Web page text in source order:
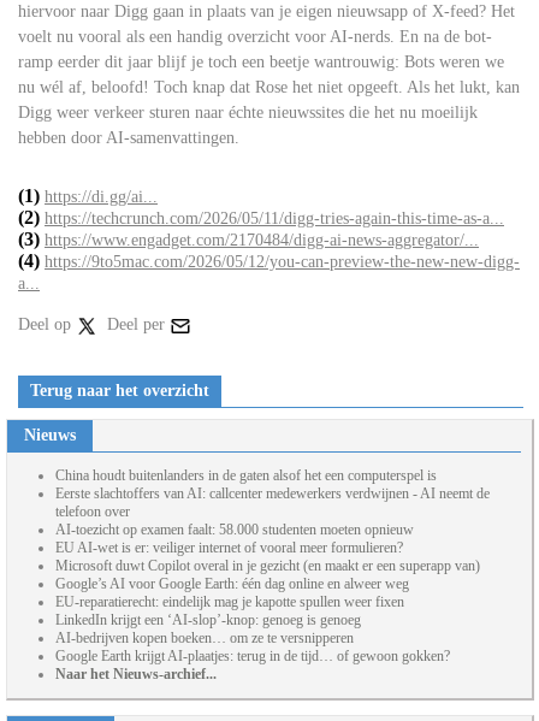
hiervoor naar Digg gaan in plaats van je eigen nieuwsapp of X-feed? Het
voelt nu vooral als een handig overzicht voor AI-nerds. En na de bot-
ramp eerder dit jaar blijf je toch een beetje wantrouwig: Bots weren we
nu wél af, beloofd! Toch knap dat Rose het niet opgeeft. Als het lukt, kan
Digg weer verkeer sturen naar échte nieuwssites die het nu moeilijk
hebben door AI-samenvattingen.
(1) https://di.gg/ai...
(2) https://techcrunch.com/2026/05/11/digg-tries-again-this-time-as-a...
(3) https://www.engadget.com/2170484/digg-ai-news-aggregator/...
(4) https://9to5mac.com/2026/05/12/you-can-preview-the-new-new-digg-
a...
Deel op Deel per
Terug naar het overzicht
Nieuws
China houdt buitenlanders in de gaten alsof het een computerspel is
Eerste slachtoffers van AI: callcenter medewerkers verdwijnen - AI neemt de
telefoon over
AI-toezicht op examen faalt: 58.000 studenten moeten opnieuw
EU AI-wet is er: veiliger internet of vooral meer formulieren?
Microsoft duwt Copilot overal in je gezicht (en maakt er een superapp van)
Google’s AI voor Google Earth: één dag online en alweer weg
EU-reparatierecht: eindelijk mag je kapotte spullen weer fixen
LinkedIn krijgt een ‘AI-slop’-knop: genoeg is genoeg
AI-bedrijven kopen boeken… om ze te versnipperen
Google Earth krijgt AI-plaatjes: terug in de tijd… of gewoon gokken?
Naar het Nieuws-archief...